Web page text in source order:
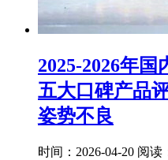
2025-2026年国
五大口碑产品
姿势不良
时间：2026-04-20 阅读